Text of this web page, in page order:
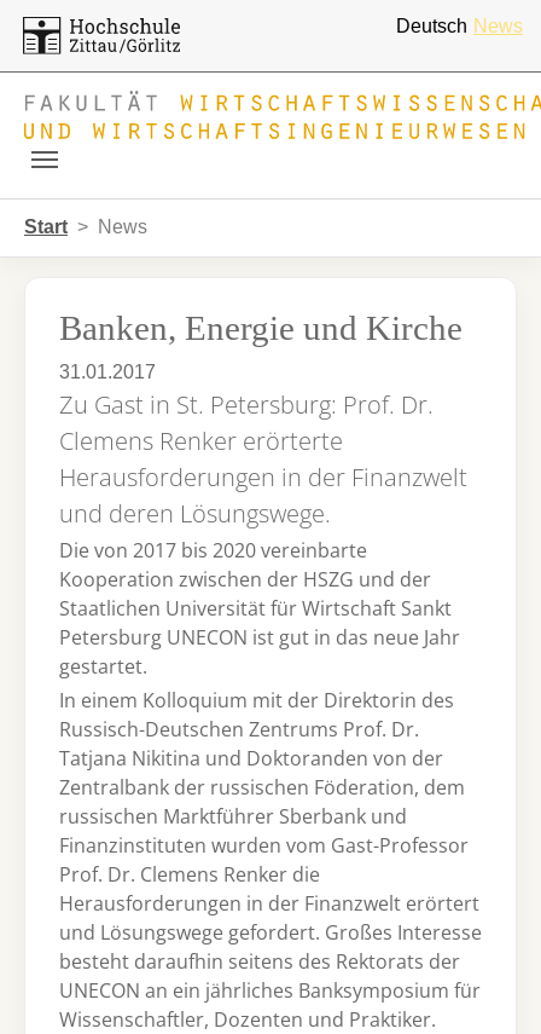
Deutsch News
Start News
Banken, Energie und Kirche
31.01.2017
Zu Gast in St. Petersburg: Prof. Dr.
Clemens Renker erörterte
Herausforderungen in der Finanzwelt
und deren Lösungswege.
Die von 2017 bis 2020 vereinbarte
Kooperation zwischen der HSZG und der
Staatlichen Universität für Wirtschaft Sankt
Petersburg UNECON ist gut in das neue Jahr
gestartet.
In einem Kolloquium mit der Direktorin des
Russisch-Deutschen Zentrums Prof. Dr.
Tatjana Nikitina und Doktoranden von der
Zentralbank der russischen Föderation, dem
russischen Marktführer Sberbank und
Finanzinstituten wurden vom Gast-Professor
Prof. Dr. Clemens Renker die
Herausforderungen in der Finanzwelt erörtert
und Lösungswege gefordert. Großes Interesse
besteht daraufhin seitens des Rektorats der
UNECON an ein jährliches Banksymposium für
Wissenschaftler, Dozenten und Praktiker.